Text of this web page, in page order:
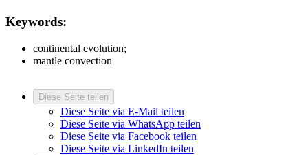
Keywords:
continental evolution;
mantle convection
Diese Seite teilen
Diese Seite via E-Mail teilen
Diese Seite via WhatsApp teilen
Diese Seite via Facebook teilen
Diese Seite via LinkedIn teilen